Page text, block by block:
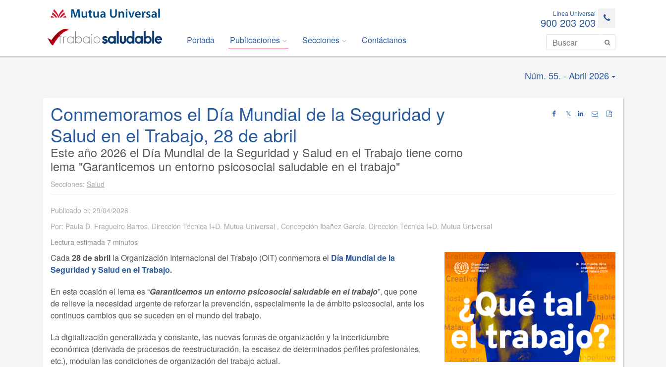
Línea Universal
900 203 203
Portada Publicaciones Secciones Contáctanos
Núm. 55. - Abril 2026
𝕏
Conmemoramos el Día Mundial de la Seguridad y
Salud en el Trabajo, 28 de abril
Este año 2026 el Día Mundial de la Seguridad y Salud en el Trabajo tiene como
lema "Garanticemos un entorno psicosocial saludable en el trabajo"
Salud
Publicado el: 29/04/2026
Por: Paula D. Fragueiro Barros. Dirección Técnica I+D. Mutua Universal , Concepción Ibañez García. Dirección Técnica I+D. Mutua Universal
Lectura estimada 7 minutos
Cada28 de abril la Organización Internacional del Trabajo (OIT) conmemora el Día Mundial de la
Seguridad y Salud en el Trabajo.
En esta ocasión el lema es “Garanticemos un entorno psicosocial saludable en el trabajo”, que pone
de relieve la necesidad urgente de reforzar la prevención, especialmente la de ámbito psicosocial, ante los
continuos cambios que se suceden en el mundo del trabajo.
La digitalización generalizada y constante, las nuevas formas de organización y la incertidumbre
económica (derivada de procesos de reestructuración, la escasez de determinados perfiles profesionales,
etc.), modulan las condiciones de organización del trabajo actual.